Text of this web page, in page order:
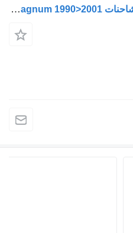
نظام قلاب 200FZ0110S0 لـ الشاحنات Renault Magnum 1990>2001